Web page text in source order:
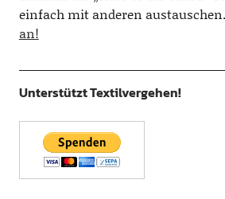
einfach mit anderen austauschen.
an!
Unterstützt Textilvergehen!